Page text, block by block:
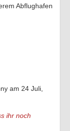
Abflughafen
am 24 Juli,
ihr noch